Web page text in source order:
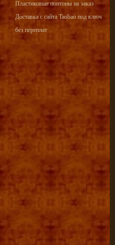
Пластиковые понтоны на заказ
Доставка с сайта Taobao под ключ
без переплат